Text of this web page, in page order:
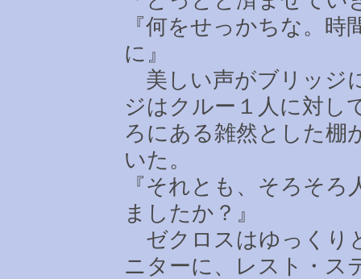
『何をせっかちな。
に』
美しい声がブリッジ
ジはクルー１人に対し
ろにある雑然とした棚
いた。
『それとも、そろそ
ましたか？』
ゼクロスはゆっくり
ニターに、レスト・ス